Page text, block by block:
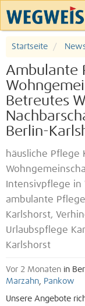
Startseite
Ambulante
Betreutes
Berlin-
häusliche Pflege
Intensivpflege in
ambulante
Karlshorst,
Urlaubspflege
Karlshorst
Vor 2 Monaten in
Marzahn, Pankow
Unsere Angebote